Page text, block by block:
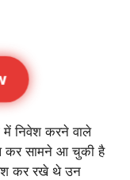
में निवेश करने वाले
कर सामने आ चुकी है
कर रखे थे उन